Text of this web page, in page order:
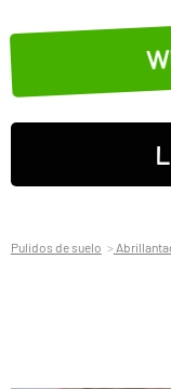
Pulidos de suelo